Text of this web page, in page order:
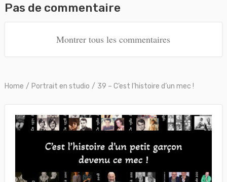
Pas de commentaire
Montrer tous les commentaires
Home / Portrait en studio / 39 – C’est l’histoire d’un mec !